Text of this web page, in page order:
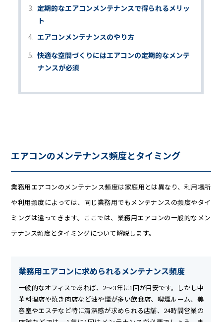
定期的なエアコンメンテナンスで得られるメリッ
ト
エアコンメンテナンスのやり方
快適な空間づくりにはエアコンの定期的なメンテ
ナンスが必須
エアコンのメンテナンス頻度とタイミング
業務用エアコンのメンテナンス頻度は家庭用とは異なり、利用場所
や利用頻度によっては、同じ業務用でもメンテナンスの頻度やタイ
ミングは違ってきます。ここでは、業務用エアコンの一般的なメン
テナンス頻度とタイミングについて解説します。
業務用エアコンに求められるメンテナンス頻度
一般的なオフィスであれば、2～3年に1回が目安です。しかし中
華料理店や焼き肉店など油や煙が多い飲食店、喫煙ルーム、美
容室やエステなど特に清潔感が求められる店舗、24時間営業の